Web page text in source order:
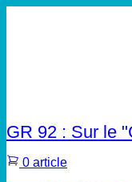
GR 92 : Sur le
0 article